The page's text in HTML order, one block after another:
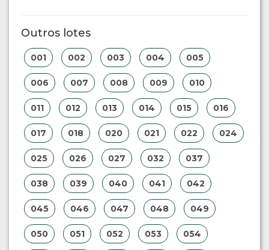
Outros lotes
001 002 003 004 005
006 007 008 009 010
011 012 013 014 015 016
017 018 020 021 022 024
025 026 027 032 037
038 039 040 041 042
045 046 047 048 049
050 051 052 053 054